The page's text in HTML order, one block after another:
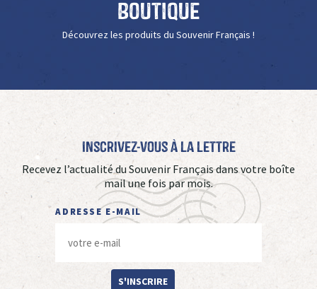
Boutique
Découvrez les produits du Souvenir Français !
Inscrivez-vous à La Lettre
Recevez l’actualité du Souvenir Français dans votre boîte
mail une fois par mois.
ADRESSE E-MAIL
S'INSCRIRE